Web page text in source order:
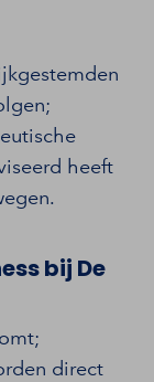
heeft
bij De
direct